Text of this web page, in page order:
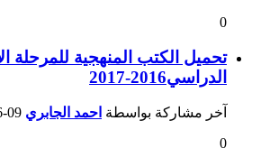
0
تحميل الكتب المنهجية للمرحلة
الدراسي2016-2017
آخر مشاركة بواسطة احمد الجابري
0